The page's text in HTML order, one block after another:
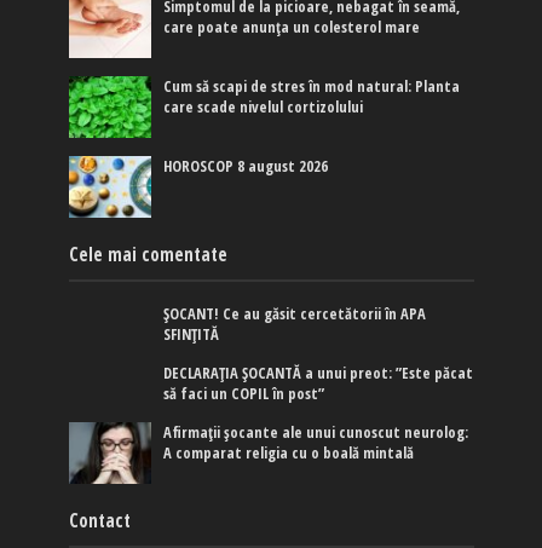
Simptomul de la picioare, nebagat în seamă,
care poate anunța un colesterol mare
Cum să scapi de stres în mod natural: Planta
care scade nivelul cortizolului
HOROSCOP 8 august 2026
Cele mai comentate
ȘOCANT! Ce au găsit cercetătorii în APA
SFINȚITĂ
DECLARAȚIA ȘOCANTĂ a unui preot: ”Este păcat
să faci un COPIL în post”
Afirmaţii şocante ale unui cunoscut neurolog:
A comparat religia cu o boală mintală
Contact